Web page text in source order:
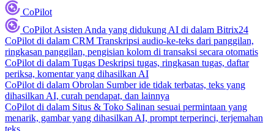
CoPilot
CoPilot Asisten Anda yang didukung AI di dalam Bitrix24
CoPilot di dalam CRM Transkripsi audio-ke-teks dari panggilan,
ringkasan panggilan, pengisian kolom di transaksi secara otomatis
CoPilot di dalam Tugas Deskripsi tugas, ringkasan tugas, daftar
periksa, komentar yang dihasilkan AI
CoPilot di dalam Obrolan Sumber ide tidak terbatas, teks yang
dihasilkan AI, curah pendapat, dan lainnya
CoPilot di dalam Situs & Toko Salinan sesuai permintaan yang
menarik, gambar yang dihasilkan AI, prompt terperinci, terjemahan
teks